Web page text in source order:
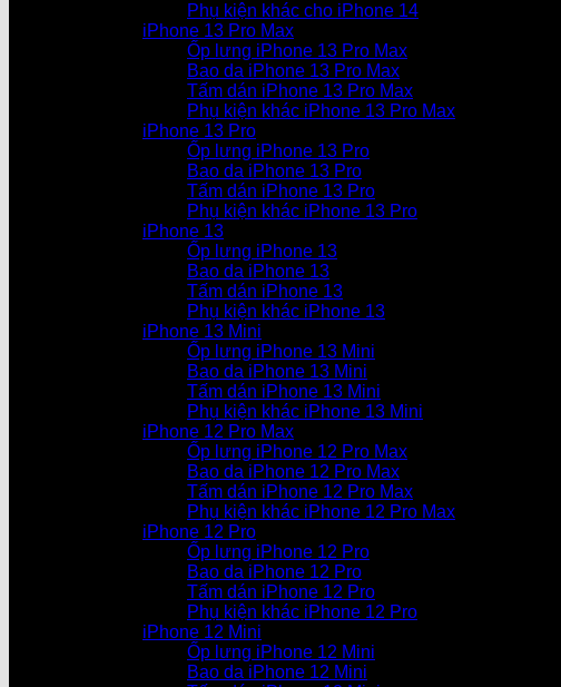
Phụ kiện khác cho iPhone 14
iPhone 13 Pro Max
Ốp lưng iPhone 13 Pro Max
Bao da iPhone 13 Pro Max
Tấm dán iPhone 13 Pro Max
Phụ kiện khác iPhone 13 Pro Max
iPhone 13 Pro
Ốp lưng iPhone 13 Pro
Bao da iPhone 13 Pro
Tấm dán iPhone 13 Pro
Phụ kiện khác iPhone 13 Pro
iPhone 13
Ốp lưng iPhone 13
Bao da iPhone 13
Tấm dán iPhone 13
Phụ kiện khác iPhone 13
iPhone 13 Mini
Ốp lưng iPhone 13 Mini
Bao da iPhone 13 Mini
Tấm dán iPhone 13 Mini
Phụ kiện khác iPhone 13 Mini
iPhone 12 Pro Max
Ốp lưng iPhone 12 Pro Max
Bao da iPhone 12 Pro Max
Tấm dán iPhone 12 Pro Max
Phụ kiện khác iPhone 12 Pro Max
iPhone 12 Pro
Ốp lưng iPhone 12 Pro
Bao da iPhone 12 Pro
Tấm dán iPhone 12 Pro
Phụ kiện khác iPhone 12 Pro
iPhone 12 Mini
Ốp lưng iPhone 12 Mini
Bao da iPhone 12 Mini